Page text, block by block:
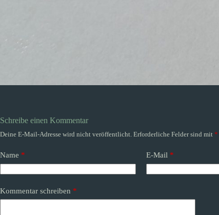
Schreibe einen Kommentar
Deine E-Mail-Adresse wird nicht veröffentlicht. Erforderliche Felder sind mit *
Name * E-Mail *
Kommentar schreiben *